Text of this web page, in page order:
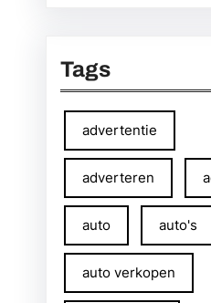
Tags
advertentie
adverteren
auto auto's
auto verkopen